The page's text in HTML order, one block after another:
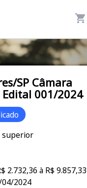
SP Câmara
001/2024
superior
2.732,36 à R$ 9.857,33
04/2024